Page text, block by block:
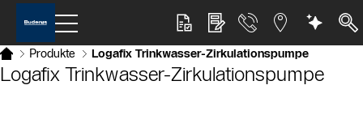
Produkte Logafix Trinkwasser-Zirkulationspumpe
Logafix Trinkwasser-Zirkulationspumpe